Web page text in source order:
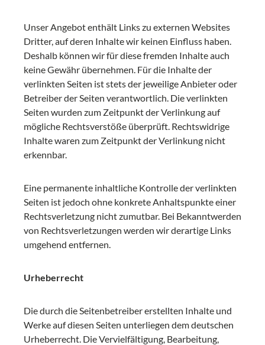
Unser Angebot enthält Links zu externen Websites
Dritter, auf deren Inhalte wir keinen Einfluss haben.
Deshalb können wir für diese fremden Inhalte auch
keine Gewähr übernehmen. Für die Inhalte der
verlinkten Seiten ist stets der jeweilige Anbieter oder
Betreiber der Seiten verantwortlich. Die verlinkten
Seiten wurden zum Zeitpunkt der Verlinkung auf
mögliche Rechtsverstöße überprüft. Rechtswidrige
Inhalte waren zum Zeitpunkt der Verlinkung nicht
erkennbar.
Eine permanente inhaltliche Kontrolle der verlinkten
Seiten ist jedoch ohne konkrete Anhaltspunkte einer
Rechtsverletzung nicht zumutbar. Bei Bekanntwerden
von Rechtsverletzungen werden wir derartige Links
umgehend entfernen.
Urheberrecht
Die durch die Seitenbetreiber erstellten Inhalte und
Werke auf diesen Seiten unterliegen dem deutschen
Urheberrecht. Die Vervielfältigung, Bearbeitung,